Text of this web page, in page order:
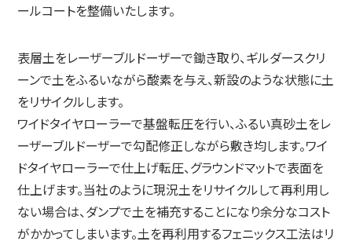
ールコートを整備いたします。
表層土をレーザーブルドーザーで鋤き取り、ギルダースクリ
ーンで土をふるいながら酸素を与え、新設のような状態に土
をリサイクルします。
ワイドタイヤローラーで基盤転圧を行い、ふるい真砂土をレ
ーザーブルドーザーで勾配修正しながら敷き均します。ワイ
ドタイヤローラーで仕上げ転圧、グラウンドマットで表面を
仕上げます。当社のように現況土をリサイクルして再利用し
ない場合は、ダンプで土を補充することになり余分なコスト
がかかってしまいます。土を再利用するフェニックス工法はリ